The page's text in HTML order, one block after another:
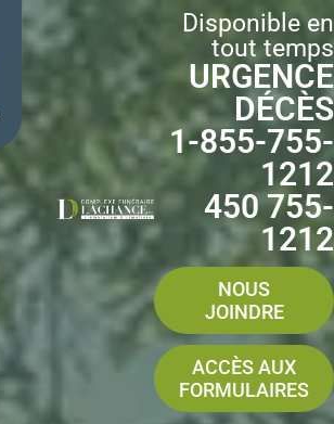
Disponible en
tout temps
URGENCE
DÉCÈS
1-855-755-
1212
450 755-
1212
NOUS
JOINDRE
ACCÈS AUX
FORMULAIRES